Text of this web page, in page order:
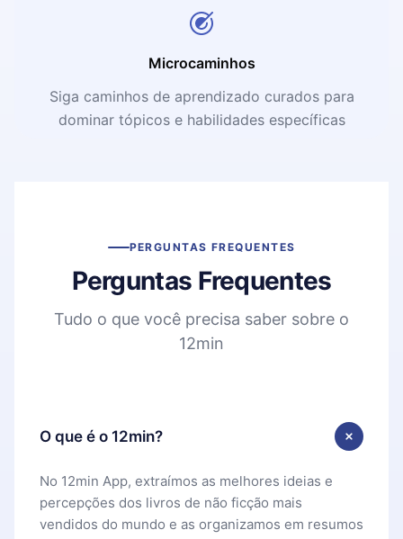
Microcaminhos
Siga caminhos de aprendizado curados para
dominar tópicos e habilidades específicas
PERGUNTAS FREQUENTES
Perguntas Frequentes
Tudo o que você precisa saber sobre o
12min
O que é o 12min?
No 12min App, extraímos as melhores ideias e
percepções dos livros de não ficção mais
vendidos do mundo e as organizamos em resumos